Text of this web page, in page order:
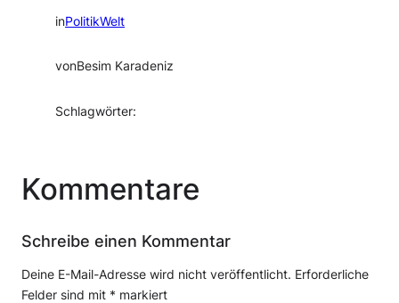
inPolitikWelt
vonBesim Karadeniz
Schlagwörter:
Kommentare
Schreibe einen Kommentar
Deine E-Mail-Adresse wird nicht veröffentlicht. Erforderliche
Felder sind mit * markiert